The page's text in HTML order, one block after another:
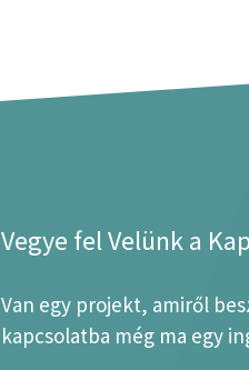
Vegye fel Velünk a
Van egy projekt, amiről
kapcsolatba még ma egy